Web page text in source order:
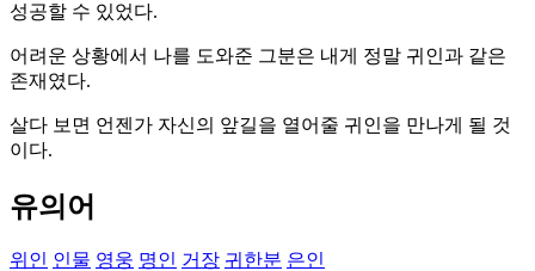
성공할 수 있었다.
어려운 상황에서 나를 도와준 그분은 내게 정말 귀인과 같은
존재였다.
살다 보면 언젠가 자신의 앞길을 열어줄 귀인을 만나게 될 것
이다.
유의어
위인 인물 영웅 명인 거장 귀한분 은인